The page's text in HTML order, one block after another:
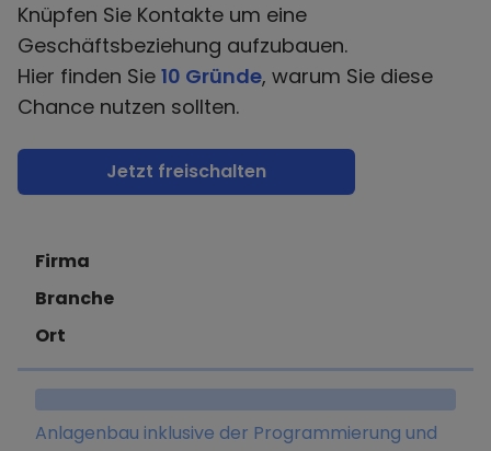
Knüpfen Sie Kontakte um eine
Geschäftsbeziehung aufzubauen.
Hier finden Sie 10 Gründe, warum Sie diese
Chance nutzen sollten.
Jetzt freischalten
Firma
Branche
Ort
Anlagenbau inklusive der Programmierung und